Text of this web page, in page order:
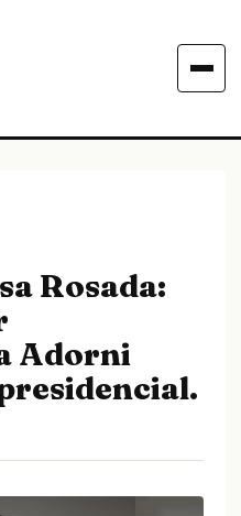
Rosada:
Adorni